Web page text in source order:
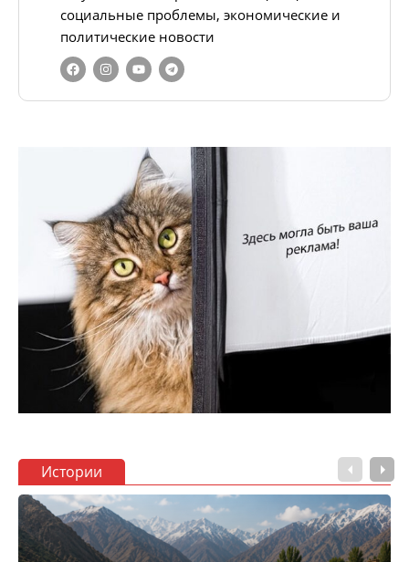
социальные проблемы, экономические и
политические новости
Истории